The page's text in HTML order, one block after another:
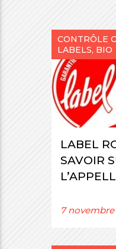
CONTRÔLE
LABELS, BIO
LABEL
SAVOIR
7 novembre